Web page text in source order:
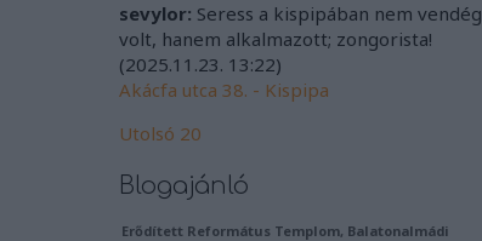
sevylor: Seress a kispipában nem vendég
volt, hanem alkalmazott; zongorista!
(2025.11.23. 13:22)
Akácfa utca 38. - Kispipa
Utolsó 20
Blogajánló
Erődített Református Templom, Balatonalmádi